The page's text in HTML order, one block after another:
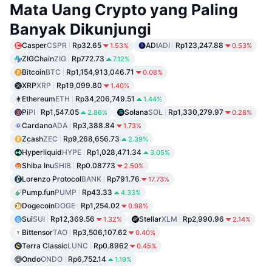
Mata Uang Crypto yang Paling
Banyak Dikunjungi
CasperCSPR Rp32.65 1.53% ADIADI Rp123,247.88 0.53%
ZIGChainZIG Rp772.73 7.12%
BitcoinBTC Rp1,154,913,046.71 0.08%
XRPXRP Rp19,099.80 1.40%
EthereumETH Rp34,206,749.51 1.44%
PiPI Rp1,547.05 2.86% SolanaSOL Rp1,330,279.97 0.28%
CardanoADA Rp3,388.84 1.73%
ZcashZEC Rp9,268,656.73 2.39%
HyperliquidHYPE Rp1,028,471.34 3.05%
Shiba InuSHIB Rp0.08773 2.50%
Lorenzo ProtocolBANK Rp791.76 17.73%
Pump.funPUMP Rp43.33 4.33%
DogecoinDOGE Rp1,254.02 0.98%
SuiSUI Rp12,369.56 1.32% StellarXLM Rp2,990.96 2.14%
BittensorTAO Rp3,506,107.62 0.40%
Terra ClassicLUNC Rp0.8962 0.45%
OndoONDO Rp6,752.14 1.19%